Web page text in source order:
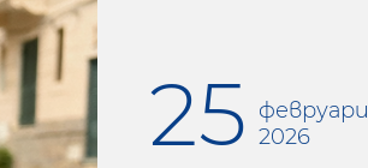
25 февруари
2026